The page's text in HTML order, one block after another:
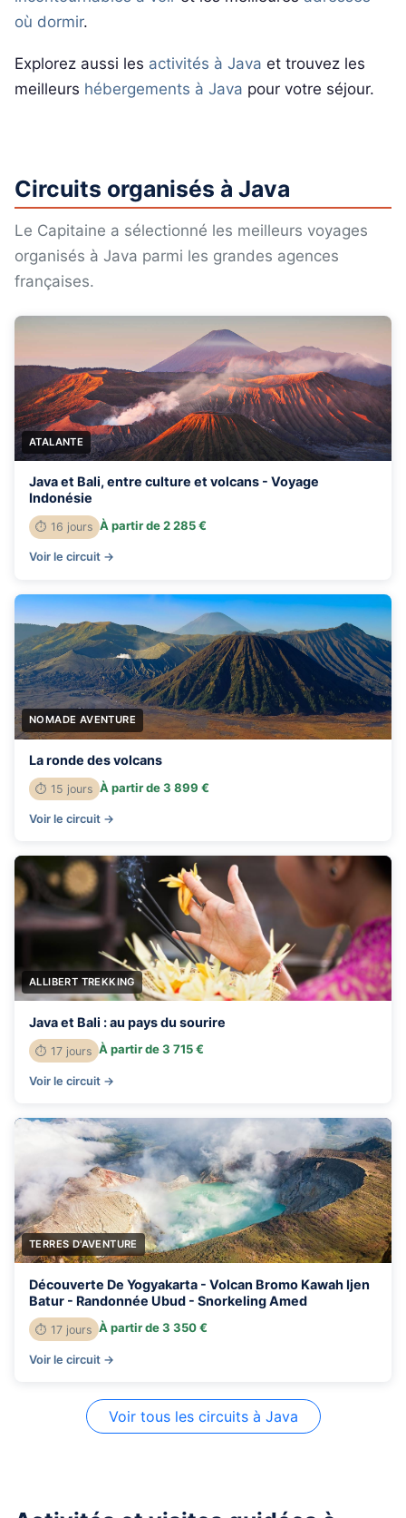
où dormir.
Explorez aussi les activités à Java et trouvez les
meilleurs hébergements à Java pour votre séjour.
Circuits organisés à Java
Le Capitaine a sélectionné les meilleurs voyages
organisés à Java parmi les grandes agences
françaises.
ATALANTE
Java et Bali, entre culture et volcans - Voyage
Indonésie
⏱ 16 jours À partir de 2 285 €
Voir le circuit →
NOMADE AVENTURE
La ronde des volcans
⏱ 15 jours À partir de 3 899 €
Voir le circuit →
ALLIBERT TREKKING
Java et Bali : au pays du sourire
⏱ 17 jours À partir de 3 715 €
Voir le circuit →
TERRES D'AVENTURE
Découverte De Yogyakarta - Volcan Bromo Kawah Ijen
Batur - Randonnée Ubud - Snorkeling Amed
⏱ 17 jours À partir de 3 350 €
Voir le circuit →
Voir tous les circuits à Java